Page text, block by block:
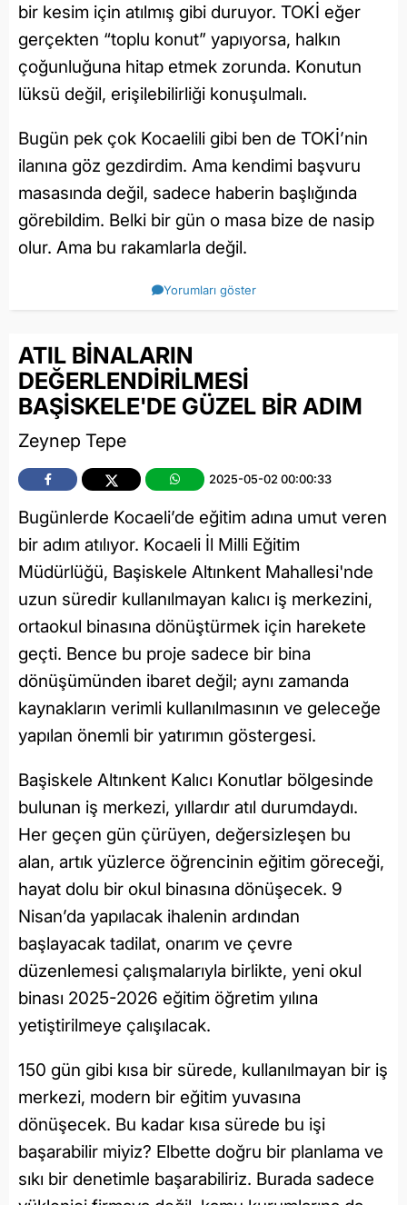
bir kesim için atılmış gibi duruyor. TOKİ eğer
gerçekten “toplu konut” yapıyorsa, halkın
çoğunluğuna hitap etmek zorunda. Konutun
lüksü değil, erişilebilirliği konuşulmalı.
Bugün pek çok Kocaelili gibi ben de TOKİ’nin
ilanına göz gezdirdim. Ama kendimi başvuru
masasında değil, sadece haberin başlığında
görebildim. Belki bir gün o masa bize de nasip
olur. Ama bu rakamlarla değil.
Yorumları göster
ATIL BİNALARIN
DEĞERLENDİRİLMESİ
BAŞİSKELE'DE GÜZEL BİR ADIM
Zeynep Tepe
2025-05-02 00:00:33
Bugünlerde Kocaeli’de eğitim adına umut veren
bir adım atılıyor. Kocaeli İl Milli Eğitim
Müdürlüğü, Başiskele Altınkent Mahallesi'nde
uzun süredir kullanılmayan kalıcı iş merkezini,
ortaokul binasına dönüştürmek için harekete
geçti. Bence bu proje sadece bir bina
dönüşümünden ibaret değil; aynı zamanda
kaynakların verimli kullanılmasının ve geleceğe
yapılan önemli bir yatırımın göstergesi.
Başiskele Altınkent Kalıcı Konutlar bölgesinde
bulunan iş merkezi, yıllardır atıl durumdaydı.
Her geçen gün çürüyen, değersizleşen bu
alan, artık yüzlerce öğrencinin eğitim göreceği,
hayat dolu bir okul binasına dönüşecek. 9
Nisan’da yapılacak ihalenin ardından
başlayacak tadilat, onarım ve çevre
düzenlemesi çalışmalarıyla birlikte, yeni okul
binası 2025-2026 eğitim öğretim yılına
yetiştirilmeye çalışılacak.
150 gün gibi kısa bir sürede, kullanılmayan bir iş
merkezi, modern bir eğitim yuvasına
dönüşecek. Bu kadar kısa sürede bu işi
başarabilir miyiz? Elbette doğru bir planlama ve
sıkı bir denetimle başarabiliriz. Burada sadece